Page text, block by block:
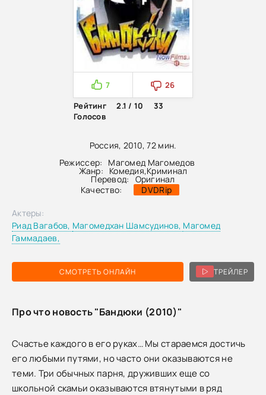
Россия, 2010, 72 мин.
Режиссер:
Магомед Магомедов
Жанр: Комедия,Криминал
Перевод:
Оригинал
Качество:
DVDRip
7
26
Рейтинг
2.1 / 10
33
Голосов
СМОТРЕТЬ ОНЛАЙН ТРЕЙЛЕР
Актеры:
Риад Вагабов, Магомедхан Шамсудинов, Магомед
Гаммадаев,
Про что новость "Бандюки (2010)"
Счастье каждого в его руках… Мы стараемся достичь
его любыми путями, но часто они оказываются не
теми. Три обычных парня, друживших еще со
школьной скамьи оказываются втянутыми в ряд